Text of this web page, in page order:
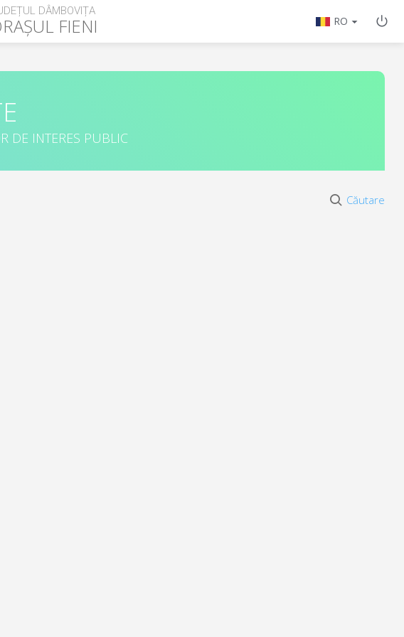
DÂMBOVIȚA
FIENI RO
DE INTERES PUBLIC
Căutare